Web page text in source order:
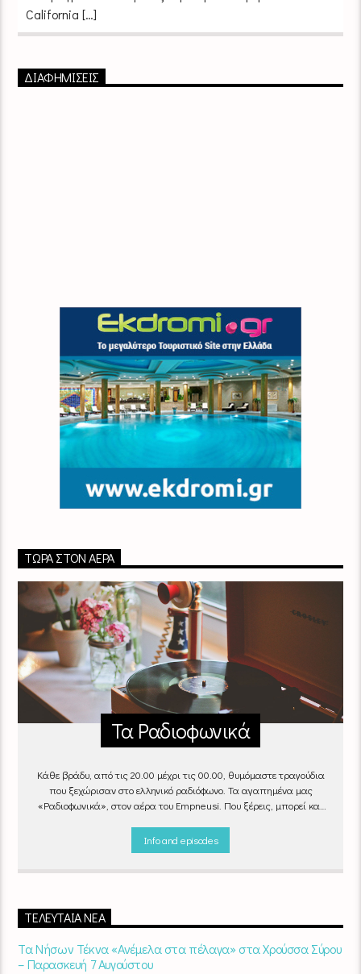
California […]
ΔΙΑΦΗΜΙΣΕΙΣ
ΤΏΡΑ ΣΤΟΝ ΑΈΡΑ
Τα Ραδιοφωνικά
Κάθε βράδυ, από τις 20.00 μέχρι τις 00.00, θυμόμαστε τραγούδια
που ξεχώρισαν στο ελληνικό ραδιόφωνο. Τα αγαπημένα μας
«Ραδιοφωνικά», στον αέρα του Empneusi. Που ξέρεις, μπορεί και
:00 – 00:00στονEmpneusi 107 FM
Info and episodes
ΤΕΛΕΥΤΑΊΑ ΝΈΑ
Τα Νήσων Τέκνα «Ανέμελα στα πέλαγα» στα Χρούσσα Σύρου
– Παρασκευή 7 Αυγούστου